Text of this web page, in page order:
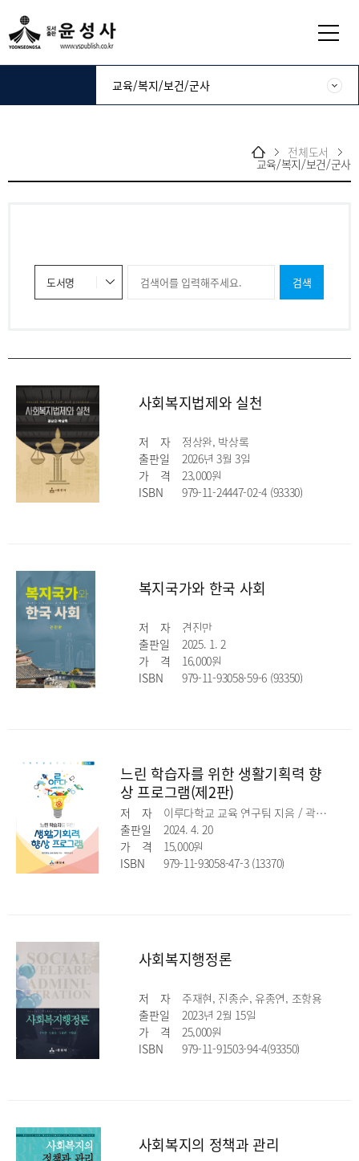
전체도서
교육/복지/보건/군사
검색
사회복지법제와 실천
저 자
정상완, 박상록
출판일
2026년 3월 3일
가
격
23,000원
ISBN
979-11-24447-02-4 (93330)
복지국가와 한국 사회
저 자
견진만
출판일
2025. 1. 2
가
격
16,000원
ISBN
979-11-93058-59-6 (93350)
느린 학습자를 위한 생활기획력 향
상 프로그램(제2판)
저 자
이루다학교 교육 연구팀 지음 / 곽은미 감수
출판일
2024. 4. 20
가
격
15,000원
ISBN
979-11-93058-47-3 (13370)
사회복지행정론
저 자
주재현, 진종순, 유종연, 조항용
출판일
2023년 2월 15일
가
격
25,000원
ISBN
979-11-91503-94-4(93350)
사회복지의 정책과 관리